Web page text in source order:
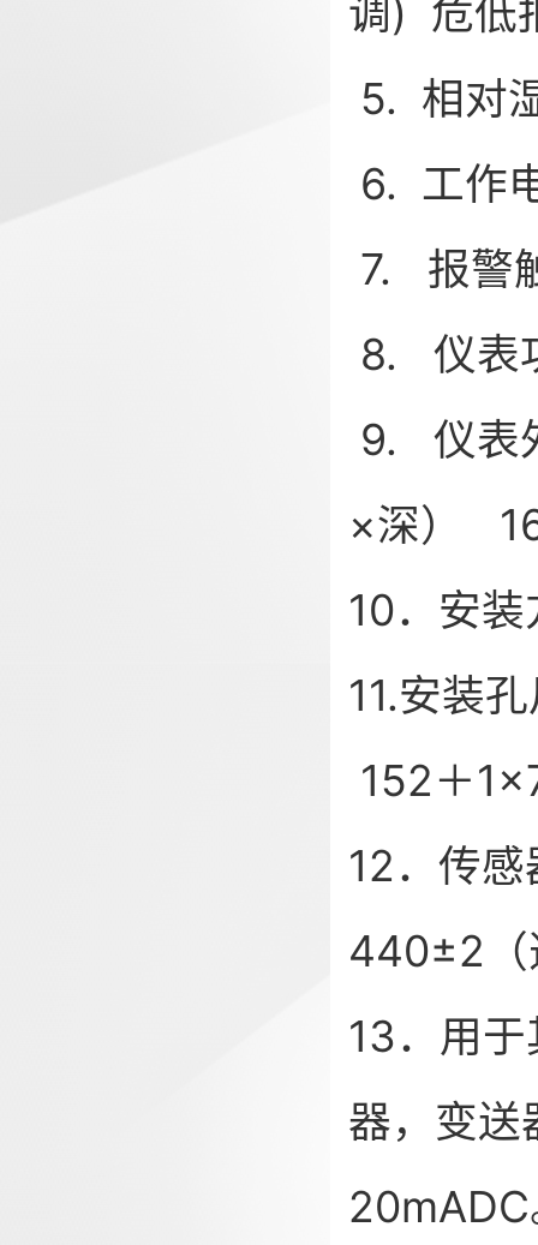
调) 危
5. 相
6. 工
7. 报
8. 仪
9. 仪表
×深）
10．安
11.安装
152＋
12．传
13．用
器，变送